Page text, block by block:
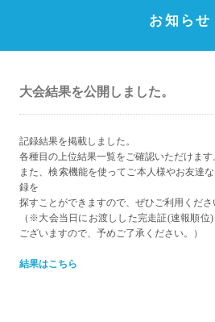
お知らせ
大会結果を公開しました。
記録結果を掲載しました。
各種目の上位結果一覧をご確認いただけます
また、検索機能を使ってご本人様やお友達
録を
探すことができますので、ぜひご利用くださ
（※大会当日にお渡しした完走証(速報順
ございますので、予めご了承ください。）
結果はこちら